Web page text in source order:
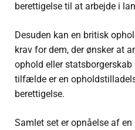
berettigelse til at arbejde i
Desuden kan en britisk
krav for dem, der ønsker at
ophold eller
tilfælde er en
berettigelse.
Samlet set er opnåelse af